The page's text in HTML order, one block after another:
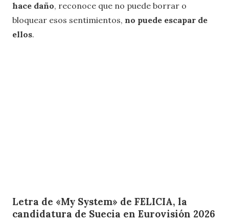
hace daño, reconoce que no puede borrar o
bloquear esos sentimientos, no puede escapar de
ellos.
Letra de «My System» de FELICIA, la
candidatura de Suecia en Eurovisión 2026